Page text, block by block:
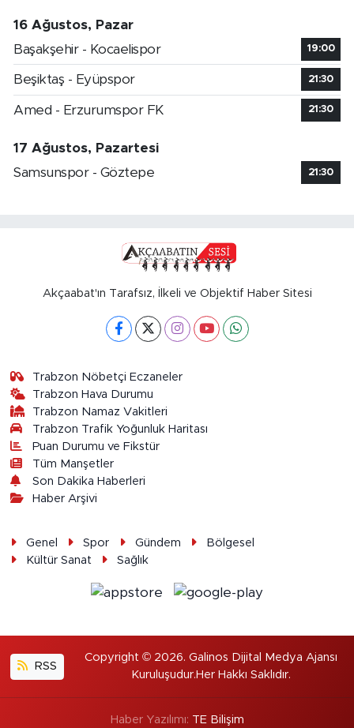
16 Ağustos, Pazar
Başakşehir - Kocaelispor
19:00
Beşiktaş - Eyüpspor 21:30
Amed - Erzurumspor FK 21:30
17 Ağustos, Pazartesi
Samsunspor - Göztepe
21:30
Akçaabat'ın Tarafsız, İlkeli ve Objektif Haber Sitesi
Trabzon Nöbetçi Eczaneler
Trabzon Hava Durumu
Trabzon Namaz Vakitleri
Trabzon Trafik Yoğunluk Haritası
Puan Durumu ve Fikstür
Tüm Manşetler
Son Dakika Haberleri
Haber Arşivi
Genel Spor Gündem
Bölgesel
Kültür Sanat
Sağlık
RSS
Copyright © 2026. Galinos Dijital Medya Ajansı
Kuruluşudur.Her Hakkı Saklıdır.
Haber Yazılımı: TE Bilişim